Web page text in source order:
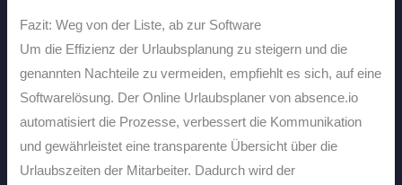
Fazit: Weg von der Liste, ab zur Software
Um die Effizienz der Urlaubsplanung zu steigern und die
genannten Nachteile zu vermeiden, empfiehlt es sich, auf eine
Softwarelösung. Der Online Urlaubsplaner von absence.io
automatisiert die Prozesse, verbessert die Kommunikation
und gewährleistet eine transparente Übersicht über die
Urlaubszeiten der Mitarbeiter. Dadurch wird der